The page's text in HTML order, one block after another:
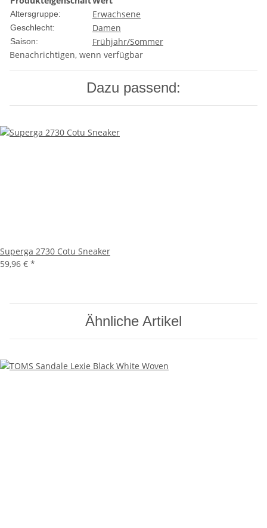
Altersgruppe: Erwachsene
Geschlecht: Damen
Saison:
Frühjahr/Sommer
Benachrichtigen, wenn verfügbar
Dazu passend:
Superga 2730 Cotu Sneaker
59,96 € *
Ähnliche Artikel